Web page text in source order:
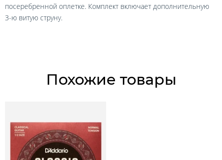
посеребренной оплетке. Комплект включает дополнительную
3-ю витую струну.
Похожие товары